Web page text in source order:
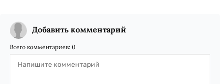
Добавить комментарий
Всего комментариев: 0